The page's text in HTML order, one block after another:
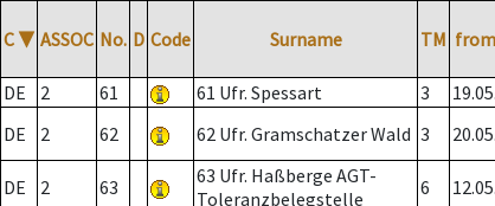
C ▼ ASSOC No. D Code Surname TM from
DE
2 61 61 Ufr. Spessart 3 19.05.
DE
2 62 62 Ufr. Gramschatzer Wald 3 20.05.
DE 2 63
63 Ufr. Haßberge AGT-
Toleranzbelegstelle
6 12.05.